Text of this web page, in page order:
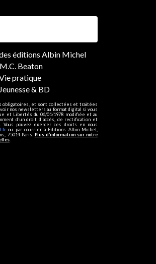
éditions Albin Michel
Beaton
pratique
& BD
obligatoires, et sont collectées et traitées
nos newsletters au format digital si vous
et Libertés du 06/01/1978 modifiée et au
d'un droit d'accès, de rectification et
Vous pouvez exercer ces droits en nous
ou par courrier à Editions Albin Michel,
75014 Paris. Plus d’information sur notre